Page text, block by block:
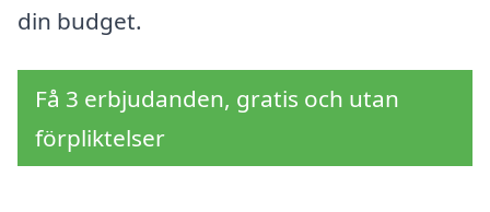
din budget.
Få 3 erbjudanden, gratis och utan
förpliktelser